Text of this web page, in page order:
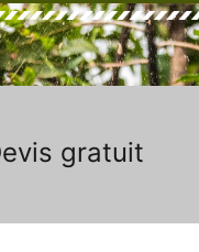
gratuit